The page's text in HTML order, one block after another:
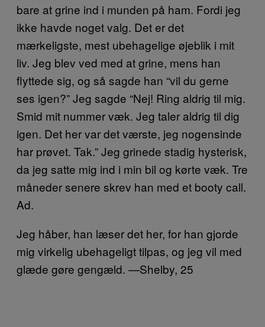
bare at grine ind i munden på ham. Fordi jeg
ikke havde noget valg. Det er det
mærkeligste, mest ubehagelige øjeblik i mit
liv. Jeg blev ved med at grine, mens han
flyttede sig, og så sagde han “vil du gerne
ses igen?” Jeg sagde “Nej! Ring aldrig til mig.
Smid mit nummer væk. Jeg taler aldrig til dig
igen. Det her var det værste, jeg nogensinde
har prøvet. Tak.” Jeg grinede stadig hysterisk,
da jeg satte mig ind i min bil og kørte væk. Tre
måneder senere skrev han med et booty call.
Ad.
Jeg håber, han læser det her, for han gjorde
mig virkelig ubehageligt tilpas, og jeg vil med
glæde gøre gengæld. —Shelby, 25